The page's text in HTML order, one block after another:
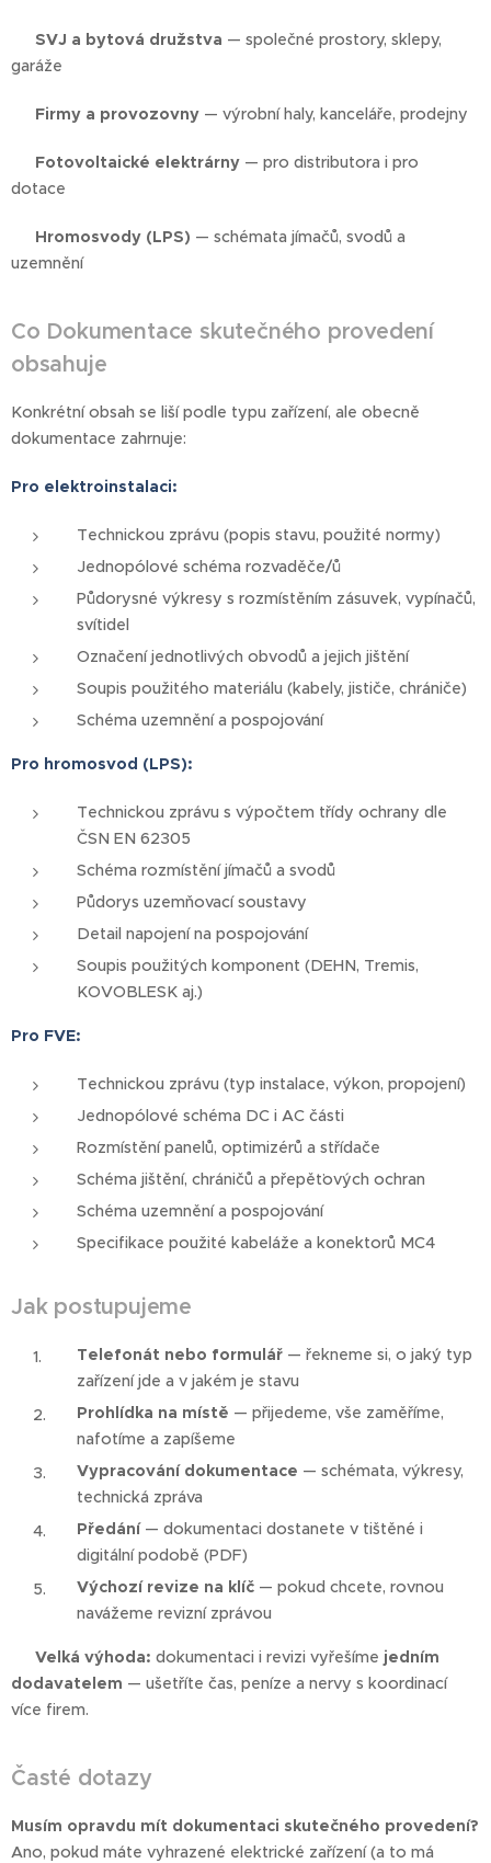
SVJ a bytová družstva — společné prostory, sklepy,
garáže
Firmy a provozovny — výrobní haly, kanceláře, prodejny
Fotovoltaické elektrárny — pro distributora i pro
dotace
Hromosvody (LPS) — schémata jímačů, svodů a
uzemnění
Co Dokumentace skutečného provedení
obsahuje
Konkrétní obsah se liší podle typu zařízení, ale obecně
dokumentace zahrnuje:
Pro elektroinstalaci:
Technickou zprávu (popis stavu, použité normy)
Jednopólové schéma rozvaděče/ů
Půdorysné výkresy s rozmístěním zásuvek, vypínačů,
svítidel
Označení jednotlivých obvodů a jejich jištění
Soupis použitého materiálu (kabely, jističe, chrániče)
Schéma uzemnění a pospojování
Pro hromosvod (LPS):
Technickou zprávu s výpočtem třídy ochrany dle
ČSN EN 62305
Schéma rozmístění jímačů a svodů
Půdorys uzemňovací soustavy
Detail napojení na pospojování
Soupis použitých komponent (DEHN, Tremis,
KOVOBLESK aj.)
Pro FVE:
Technickou zprávu (typ instalace, výkon, propojení)
Jednopólové schéma DC i AC části
Rozmístění panelů, optimizérů a střídače
Schéma jištění, chráničů a přepěťových ochran
Schéma uzemnění a pospojování
Specifikace použité kabeláže a konektorů MC4
Jak postupujeme
Telefonát nebo formulář — řekneme si, o jaký typ
zařízení jde a v jakém je stavu
Prohlídka na místě — přijedeme, vše zaměříme,
nafotíme a zapíšeme
Vypracování dokumentace — schémata, výkresy,
technická zpráva
Předání— dokumentaci dostanete v tištěné i
digitální podobě (PDF)
Výchozí revize na klíč — pokud chcete, rovnou
navážeme revizní zprávou
Velká výhoda: dokumentaci i revizi vyřešíme jedním
dodavatelem — ušetříte čas, peníze a nervy s koordinací
více firem.
Časté dotazy
Musím opravdu mít dokumentaci skutečného provedení?
Ano, pokud máte vyhrazené elektrické zařízení (a to má